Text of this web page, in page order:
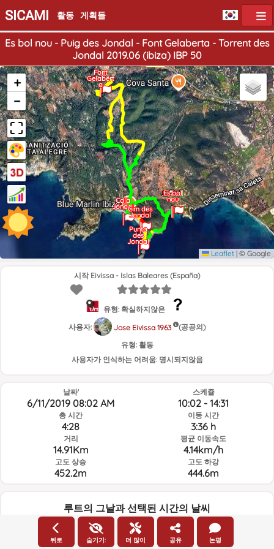
SICAMI 활동 게획들
Es bol nou - Puig des Jondal - Font Gelaberta - Torrent des
Jondal 2019.06 (ibiza) IBP 50
출발점
도착점
Es bol
nou
Punta
des
Jondal
Cim des
Jondal
Cala
Jondal
Font
Gelabert
a
+
−
Leaflet | © Google
시작 Eivissa - Islas Baleares (España)
유형: 확실하지않은
사용자:
Jose Eivissa 1963
(공공의)
유형: 활동
사용자가 인식하는 어려움: 명시되지않음
날짜'
6/11/2019 08:02 AM
총 시간
4:28
거리
14.91Km
고도 상승
452.2m
스케쥴
10:02 - 14:31
이동 시간
3:36 h
평균 이동속도
4.14km/h
고도 하강
444.6m
루트의 그날과 선택된 시간의 날씨
08:00
뒤로 숨기기: 더 많이 공유 논평